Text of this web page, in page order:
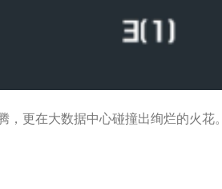
，更在大数据中心碰撞出绚烂的火花